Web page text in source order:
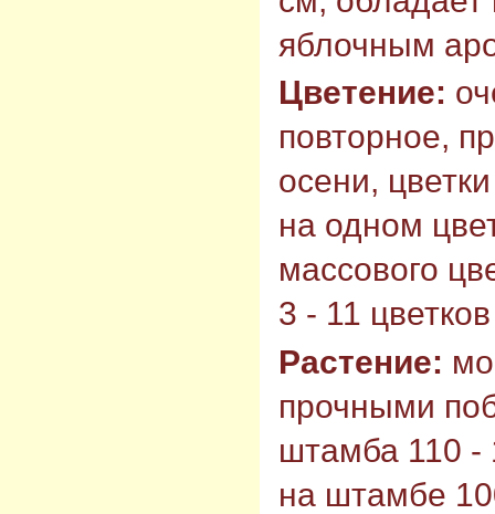
яблочным
Цветение:
повторное,
осени,
на одном
массового
3 - 11
Растение:
прочными
штамба 110 -
на штамбе